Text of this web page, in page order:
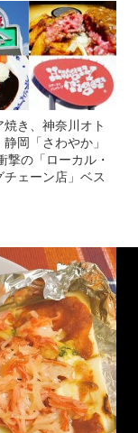
き、神奈川オト
岡「さわやか」
撃の「ローカル・
チェーン店」ベス